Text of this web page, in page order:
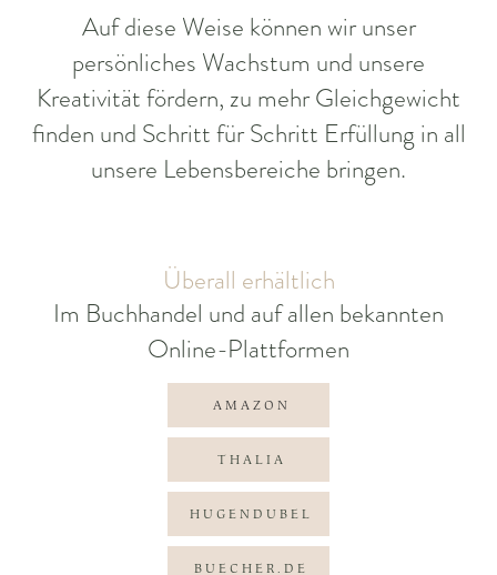
Auf diese Weise können wir unser
persönliches Wachstum und unsere
Kreativität fördern, zu mehr Gleichgewicht
finden und Schritt für Schritt Erfüllung in all
unsere Lebensbereiche bringen.
Überall erhältlich
Im Buchhandel und auf allen bekannten
Online-Plattformen
AMAZON
THALIA
HUGENDUBEL
BUECHER.DE